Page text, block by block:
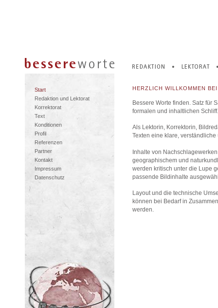
Start
Redaktion und Lektorat
Korrektorat
Text
Konditionen
Profil
Referenzen
Partner
Kontakt
Impressum
Datenschutz
HERZLICH WILLKOMMEN
Bessere Worte finden. Satz für
formalen und inhaltlichen Schliff.
Als Lektorin, Korrektorin,
Texten eine klare,
Inhalte von
geographischem und
werden kritisch unter die Lupe
passende Bildinhalte
Layout und die technische
können bei Bedarf in
werden.